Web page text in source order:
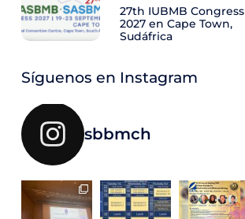
27th IUBMB Congress
2027 en Cape Town,
Sudáfrica
Síguenos en Instagram
sbbmch